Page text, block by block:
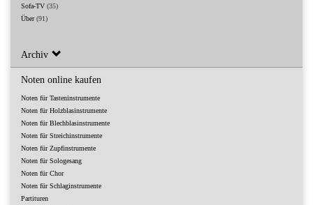
Sofa-TV (35)
Über(91)
Archiv
Noten online kaufen
Noten für Tasteninstrumente
Noten für Holzblasinstrumente
Noten für Blechblasinstrumente
Noten für Streichinstrumente
Noten für Zupfinstrumente
Noten für Sologesang
Noten für Chor
Noten für Schlaginstrumente
Partituren